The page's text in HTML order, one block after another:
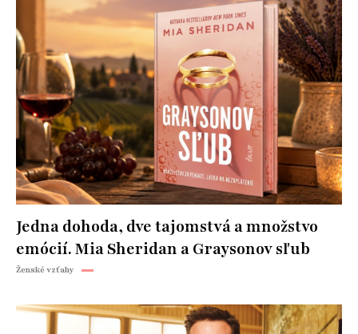
Jedna dohoda, dve tajomstvá a množstvo
emócií. Mia Sheridan a Graysonov sľub
Ženské vzťahy